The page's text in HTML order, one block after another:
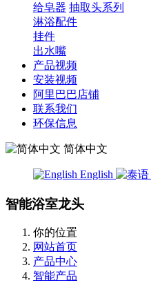
给皂器 抽取头系列
淋浴配件
挂件
出水嘴
产品视频
安装视频
阿里巴巴店铺
联系我们
环保信息
简体中文
English
智能浴室龙头
你的位置
网站首页
产品中心
智能产品